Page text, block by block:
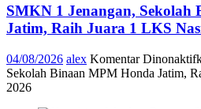
SMKN 1 Jenangan, Sekolah
Jatim, Raih Juara 1 LKS
04/08/2026 alex Komentar
Sekolah Binaan MPM Honda Jatim,
2026